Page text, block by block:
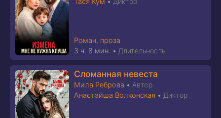
Роман, проза
3 ч. 8 мин. • Длительность
Сломанная невеста
Мила Реброва • Автор
Анастэйша Волконская • Диктор